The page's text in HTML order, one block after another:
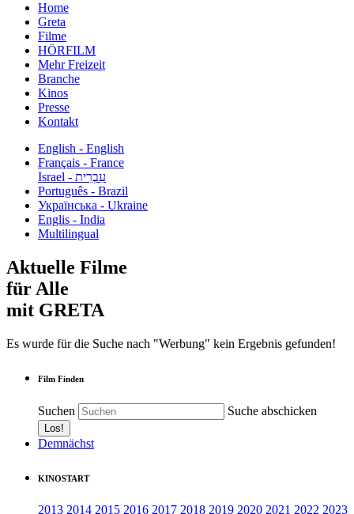
Home
Greta
Filme
HÖRFILM
Mehr Freizeit
Branche
Kinos
Presse
Kontakt
English - English
Français - France
עִבְרִית - Israel
Português - Brazil
Українська - Ukraine
Englis - India
Multilingual
Aktuelle Filme
für Alle
mit GRETA
Es wurde für die Suche nach "Werbung" kein Ergebnis gefunden!
Film Finden
Suchen Suche abschicken
Demnächst
KINOSTART
2013 2014 2015 2016 2017 2018 2019 2020 2021 2022 2023